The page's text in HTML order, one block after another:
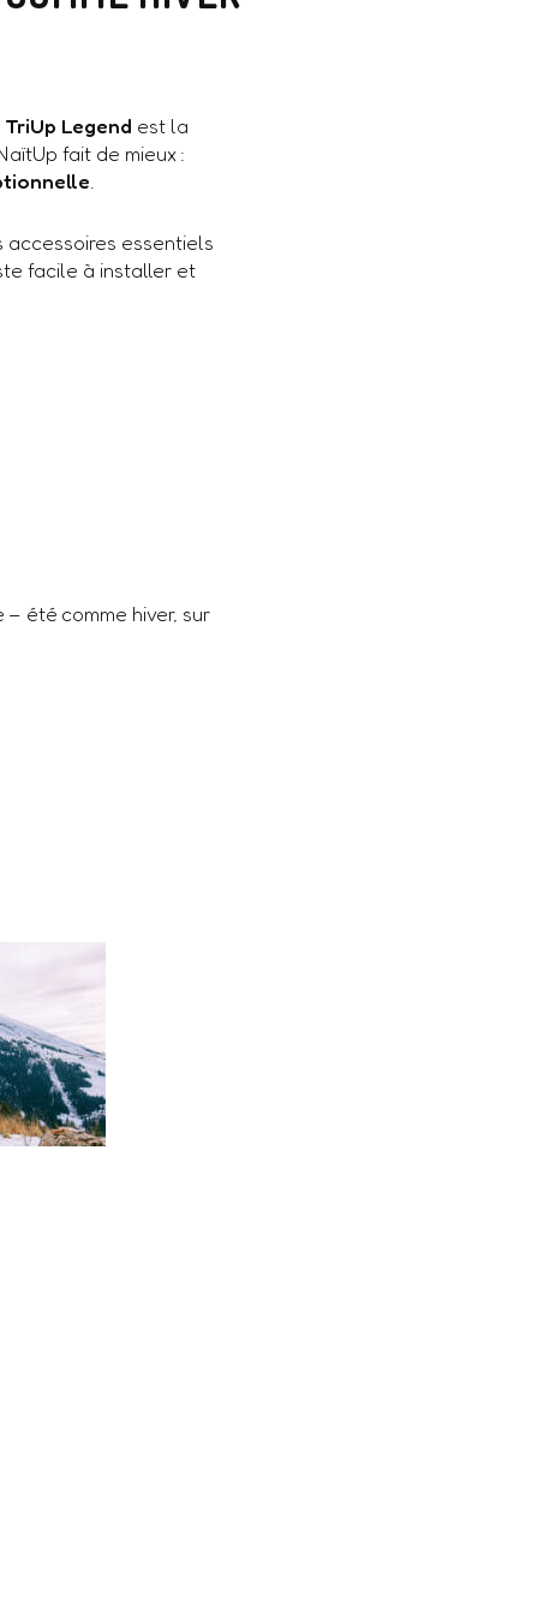
TriUp Legend est la
fait de mieux :
accessoires essentiels
facile à installer et
été comme hiver, sur